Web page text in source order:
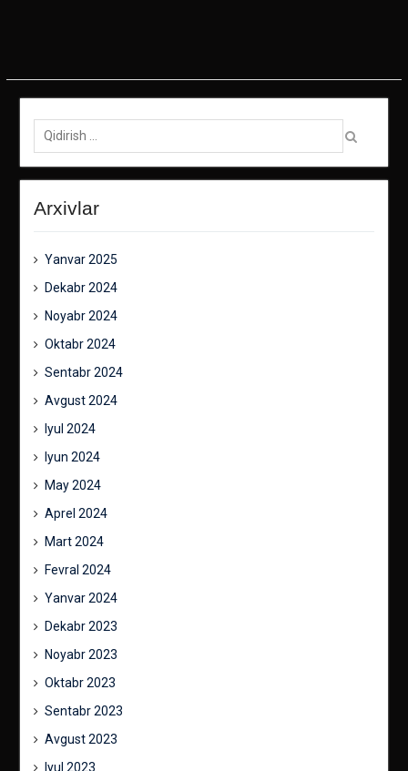
Qidirish:
Arxivlar
Yanvar 2025
Dekabr 2024
Noyabr 2024
Oktabr 2024
Sentabr 2024
Avgust 2024
Iyul 2024
Iyun 2024
May 2024
Aprel 2024
Mart 2024
Fevral 2024
Yanvar 2024
Dekabr 2023
Noyabr 2023
Oktabr 2023
Sentabr 2023
Avgust 2023
Iyul 2023